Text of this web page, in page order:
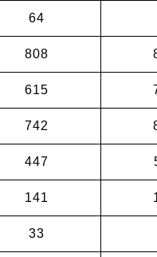
64
808
615
742
447
141
33